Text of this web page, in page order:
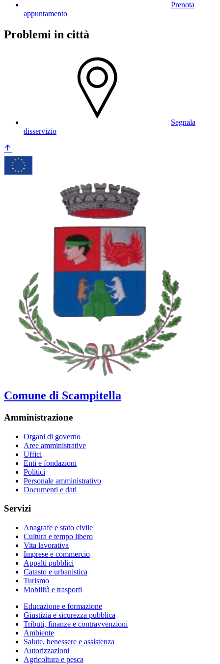
Prenota
appuntamento
Problemi in città
Segnala
disservizio
Comune di Scampitella
Amministrazione
Organi di governo
Aree amministrative
Uffici
Enti e fondazioni
Politici
Personale amministrativo
Documenti e dati
Servizi
Anagrafe e stato civile
Cultura e tempo libero
Vita lavorativa
Imprese e commercio
Appalti pubblici
Catasto e urbanistica
Turismo
Mobilità e trasporti
Educazione e formazione
Giustizia e sicurezza pubblica
Tributi, finanze e contravvenzioni
Ambiente
Salute, benessere e assistenza
Autorizzazioni
Agricoltura e pesca